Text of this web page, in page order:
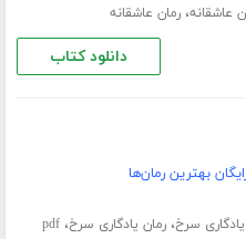
عاشقانه،رمان عاشقانه
دانلود کتاب
بهترین رمان‌ها
سرخ،رمان یادگاری سرخ،pdf